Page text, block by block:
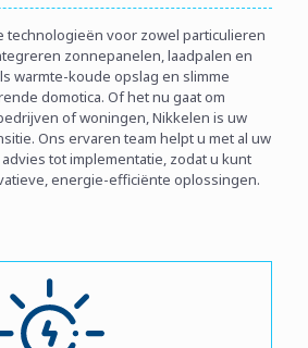
technologieën voor zowel particulieren
zonnepanelen, laadpalen en
warmte-koude opslag en slimme
domotica. Of het nu gaat om
of woningen, Nikkelen is uw
Ons ervaren team helpt u met al uw
tot implementatie, zodat u kunt
energie-efficiënte oplossingen.